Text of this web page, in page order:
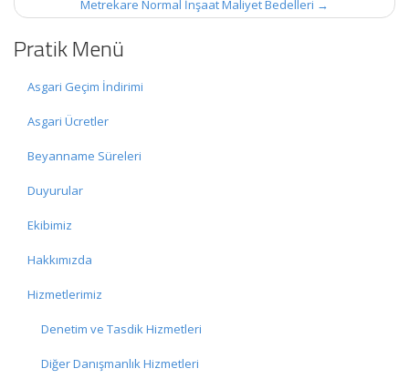
Metrekare Normal İnşaat Maliyet Bedelleri →
Pratik Menü
Asgari Geçim İndirimi
Asgari Ücretler
Beyanname Süreleri
Duyurular
Ekibimiz
Hakkımızda
Hizmetlerimiz
Denetim ve Tasdik Hizmetleri
Diğer Danışmanlık Hizmetleri